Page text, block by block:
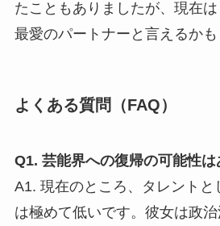
たこともありましたが、現在
最愛のパートナーと言えるかも
よくある質問（FAQ）
Q1. 芸能界への復帰の可能性は
A1. 現在のところ、タレントと
は極めて低いです。彼女は政